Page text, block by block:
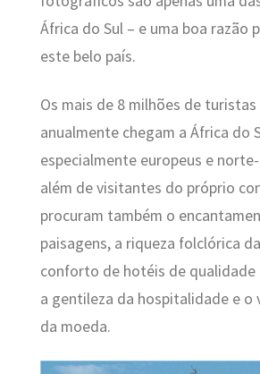
África do Sul – e uma boa razão
este belo país.
Os mais de 8 milhões de turistas
anualmente chegam a África do
especialmente europeus e
além de visitantes do próprio
procuram também o
paisagens, a riqueza folclórica
conforto de hotéis de qualidade
a gentileza da hospitalidade e o
da moeda.